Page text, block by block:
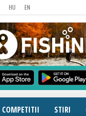
HU EN
COMPETITII STIRI